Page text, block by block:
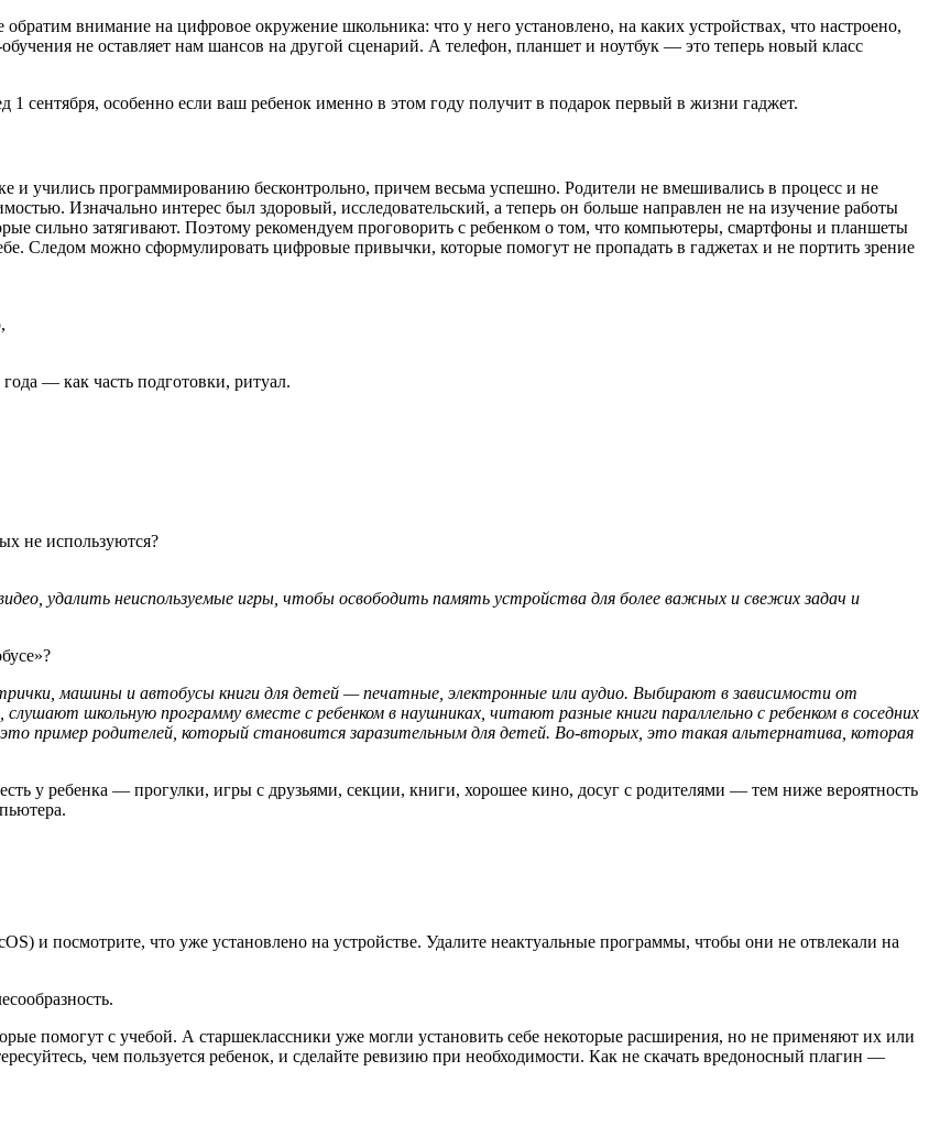
внимание на цифровое окружение школьника: что у него установлено, на каких устройствах, что настроено,
не оставляет нам шансов на другой сценарий. А телефон, планшет и ноутбук — это теперь новый класс
1 сентября, особенно если ваш ребенок именно в этом году получит в подарок первый в жизни гаджет.
и учились программированию бесконтрольно, причем весьма успешно. Родители не вмешивались в процесс и не
Изначально интерес был здоровый, исследовательский, а теперь он больше направлен не на изучение работы
сильно затягивают. Поэтому рекомендуем проговорить с ребенком о том, что компьютеры, смартфоны и планшеты
Следом можно сформулировать цифровые привычки, которые помогут не пропадать в гаджетах и не портить зрение
— как часть подготовки, ритуал.
не используются?
удалить неиспользуемые игры, чтобы освободить память устройства для более важных и свежих задач и
машины и автобусы книги для детей — печатные, электронные или аудио. Выбирают в зависимости от
школьную программу вместе с ребенком в наушниках, читают разные книги параллельно с ребенком в соседних
пример родителей, который становится заразительным для детей. Во-вторых, это такая альтернатива, которая
у ребенка — прогулки, игры с друзьями, секции, книги, хорошее кино, досуг с родителями — тем ниже вероятность
и посмотрите, что уже установлено на устройстве. Удалите неактуальные программы, чтобы они не отвлекали на
помогут с учебой. А старшеклассники уже могли установить себе некоторые расширения, но не применяют их или
чем пользуется ребенок, и сделайте ревизию при необходимости. Как не скачать вредоносный плагин —